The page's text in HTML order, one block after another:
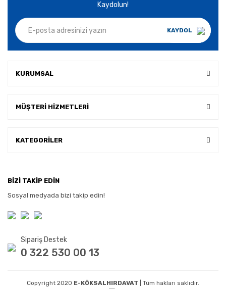
Kaydolun!
KAYDOL
KURUMSAL
MÜŞTERİ HİZMETLERİ
KATEGORİLER
BİZİ TAKİP EDİN
Sosyal medyada bizi takip edin!
Sipariş Destek
0 322 530 00 13
Copyright 2020 E-KÖKSALHIRDAVAT | Tüm hakları saklıdır.